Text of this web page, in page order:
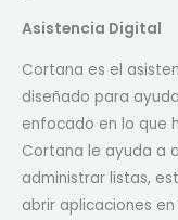
Asistencia Digital
Cortana es el
diseñado para
enfocado en lo que
Cortana le ayuda a
administrar listas,
abrir aplicaciones